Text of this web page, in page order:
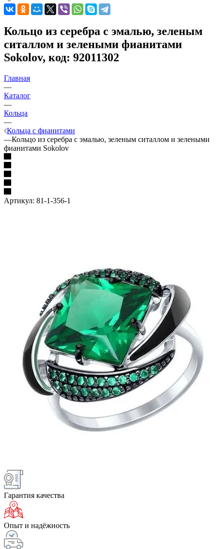
Кольцо из серебра с эмалью, зеленым
ситаллом и зелеными фианитами
Sokolov, код: 92011302
Главная
—
Каталог
—
Кольца
—
Кольца с фианитами
—Кольцо из серебра с эмалью, зеленым ситаллом и зелеными
фианитами Sokolov
Артикул: 81-1-356-1
Гарантия качества
Опыт и надёжность